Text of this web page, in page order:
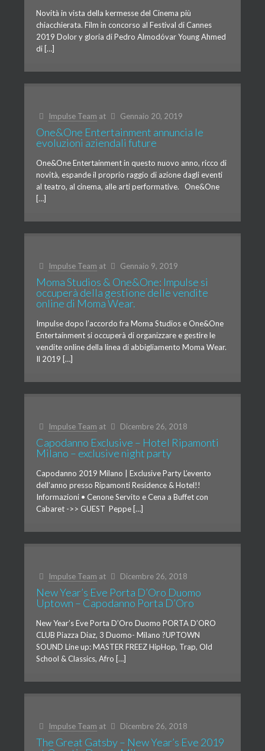
Novità in vista della kermesse del Cinema più
chiacchierata. Film in concorso al Festival di Cannes
2019 Dolor y gloria di Pedro Almodóvar Young Ahmed
di […]
Impulse Team at Gennaio 20, 2019
One&One Entertainment annuncia le
evoluzioni aziendali future
One&One Entertainment in questo nuovo anno, ricco di
novità, espande il proprio raggio di azione dagli eventi
al teatro, al cinema, alle arti performative. One&One
[…]
Impulse Team at Gennaio 9, 2019
Moma Studios & One&One: Impulse si
occuperà della gestione delle vendite
online di Moma Wear.
Impulse dopo l’accordo fra Moma Studios e One&One
Entertainment si occuperà di organizzare e gestire le
vendite online della linea di abbigliamento Moma Wear.
Il 2019 […]
Impulse Team at Dicembre 26, 2018
Capodanno Exclusive – Hotel Ripamonti
Milano – exclusive night party
Capodanno 2019 Milano | Exclusive Party L’evento
dell’anno presso Ripamonti Residence & Hotel!!
Informazioni • Cenone Servito e Cena a Buffet con
Cabaret ->> GUEST Peppe […]
Impulse Team at Dicembre 26, 2018
New Year’s Eve Porta D’Oro Duomo
Uptown – Capodanno Porta D’Oro
New Year’s Eve Porta D’Oro Duomo PORTA D’ORO
CLUB Piazza Diaz, 3 Duomo- Milano ?UPTOWN
SOUND Line up: MASTER FREEZ HipHop, Trap, Old
School & Classics, Afro […]
Impulse Team at Dicembre 26, 2018
The Great Gatsby – New Year’s Eve 2019